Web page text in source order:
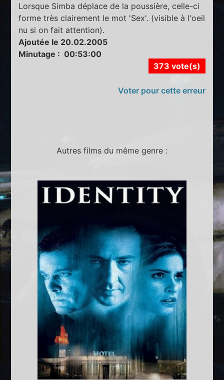
Lorsque Simba déplace de la poussière, celle-ci
forme très clairement le mot 'Sex'. (visible à l'oeil
nu si on fait attention).
Ajoutée le 20.02.2005
Minutage : 00:53:00
373 vote(s)
Voter pour cette erreur
Autres films du même genre :